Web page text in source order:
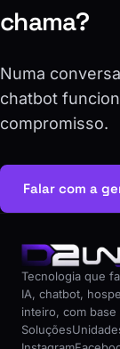
chama?
Numa
chatbot
compromisso.
Falar com a
Tecnologia que
IA, chatbot,
inteiro, com base
Soluções